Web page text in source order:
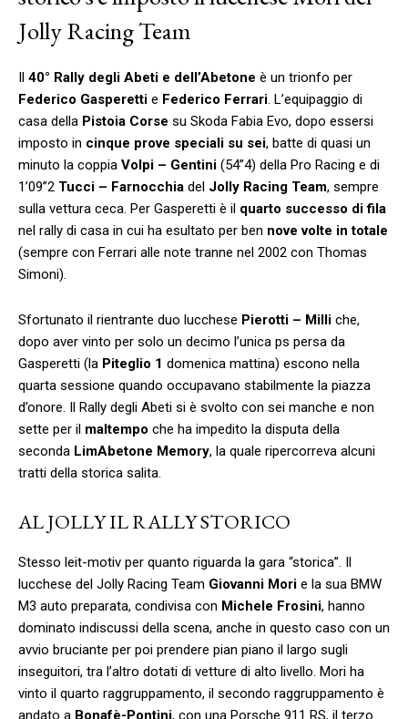
Jolly Racing Team
Il 40° Rally degli Abeti e dell’Abetone è un trionfo per
Federico Gasperetti e Federico Ferrari. L’equipaggio di
casa della Pistoia Corse su Skoda Fabia Evo, dopo essersi
imposto in cinque prove speciali su sei, batte di quasi un
minuto la coppia Volpi – Gentini (54”4) della Pro Racing e di
1’09”2 Tucci – Farnocchia del Jolly Racing Team, sempre
sulla vettura ceca. Per Gasperetti è il quarto successo di fila
nel rally di casa in cui ha esultato per ben nove volte in totale
(sempre con Ferrari alle note tranne nel 2002 con Thomas
Simoni).
Sfortunato il rientrante duo lucchese Pierotti – Milli che,
dopo aver vinto per solo un decimo l’unica ps persa da
Gasperetti (la Piteglio 1 domenica mattina) escono nella
quarta sessione quando occupavano stabilmente la piazza
d’onore. Il Rally degli Abeti si è svolto con sei manche e non
sette per il maltempo che ha impedito la disputa della
seconda LimAbetone Memory, la quale ripercorreva alcuni
tratti della storica salita.
AL JOLLY IL RALLY STORICO
Stesso leit-motiv per quanto riguarda la gara “storica”. Il
lucchese del Jolly Racing Team Giovanni Mori e la sua BMW
M3 auto preparata, condivisa con Michele Frosini, hanno
dominato indiscussi della scena, anche in questo caso con un
avvio bruciante per poi prendere pian piano il largo sugli
inseguitori, tra l’altro dotati di vetture di alto livello. Mori ha
vinto il quarto raggruppamento, il secondo raggruppamento è
andato a Bonafè-Pontini, con una Porsche 911 RS, il terzo